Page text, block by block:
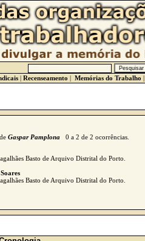
| Recenseamento | Memórias do Trabalho |
Gaspar Pamplona0 a 2 de 2 ocorrências.
Basto de Arquivo Distrital do Porto.
Basto de Arquivo Distrital do Porto.